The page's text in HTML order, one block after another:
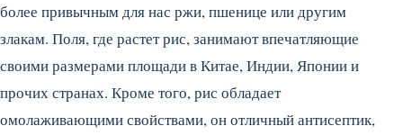
более привычным для нас ржи, пшенице или другим
злакам. Поля, где растет рис, занимают впечатляющие
своими размерами площади в Китае, Индии, Японии и
прочих странах. Кроме того, рис обладает
омолаживающими свойствами, он отличный антисептик,